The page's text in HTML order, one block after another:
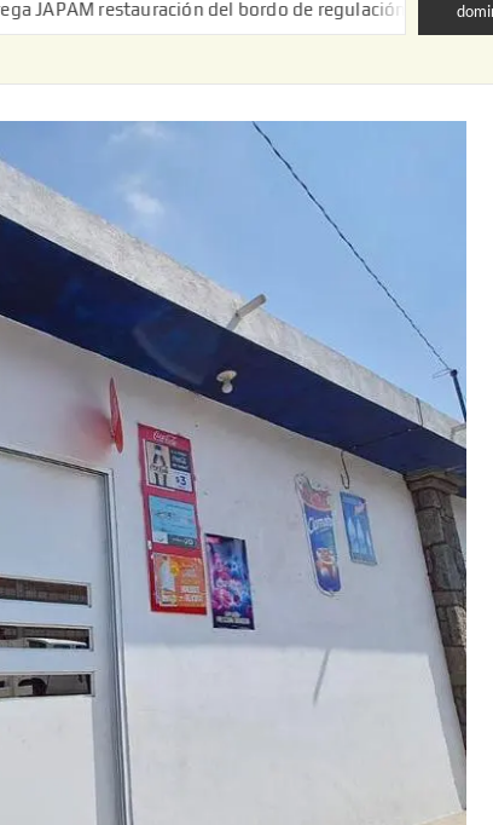
del bordo de regulación en el Ejido de Puerta